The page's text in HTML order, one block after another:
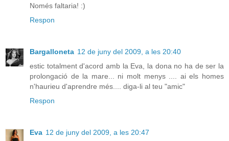
Només faltaria! :)
Respon
Bargalloneta 12 de juny del 2009, a les 20:40
estic totalment d'acord amb la Eva, la dona no ha de ser la
prolongació de la mare... ni molt menys .... ai els homes
n'haurieu d'aprendre més.... diga-li al teu "amic"
Respon
Eva 12 de juny del 2009, a les 20:47